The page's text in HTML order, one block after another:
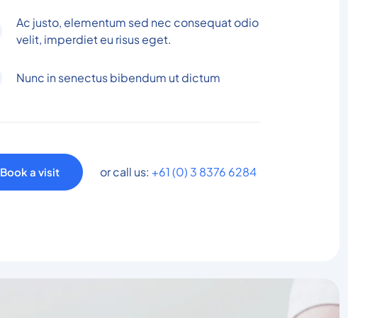
Ac justo, elementum sed nec consequat odio
velit, imperdiet eu risus eget.
Nunc in senectus bibendum ut dictum
Book a visit or call us: +61 (0) 3 8376 6284